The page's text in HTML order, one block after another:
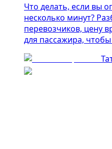
Что делать, если вы
несколько минут?
перевозчиков, цену
для пассажира,